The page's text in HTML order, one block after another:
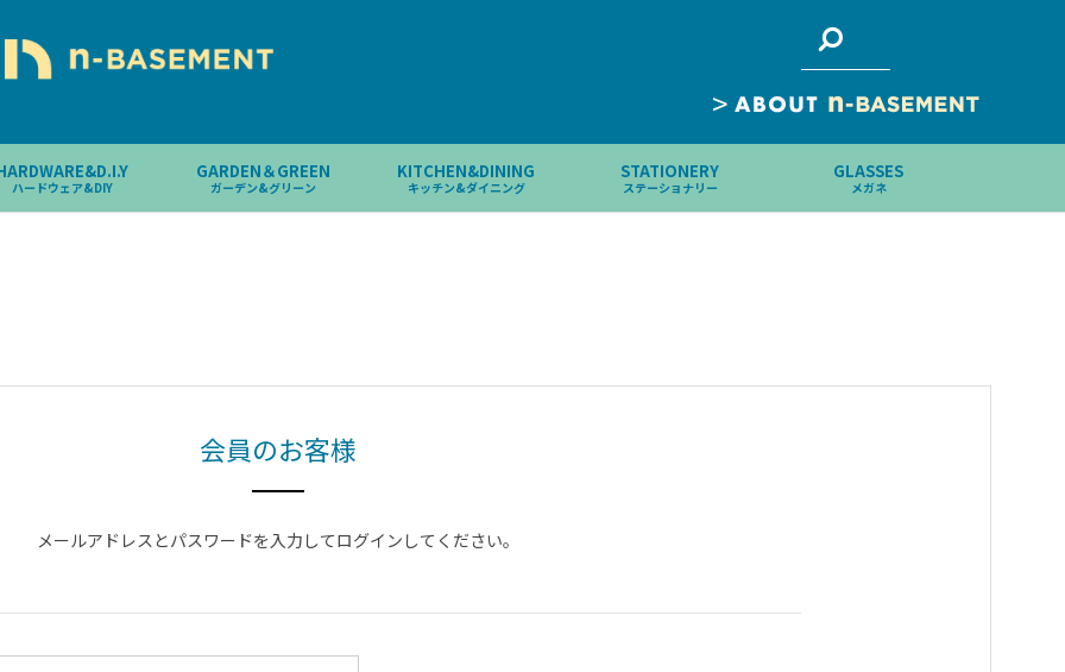
>
ハードウェア&DIY
GARDEN＆GREEN
ガーデン&グリーン
KITCHEN&DINING
キッチン&ダイニング
STATIONERY
ステーショナリー
GLASSES
メガネ
会員のお客様
メールアドレスとパスワードを入力してログインしてください。